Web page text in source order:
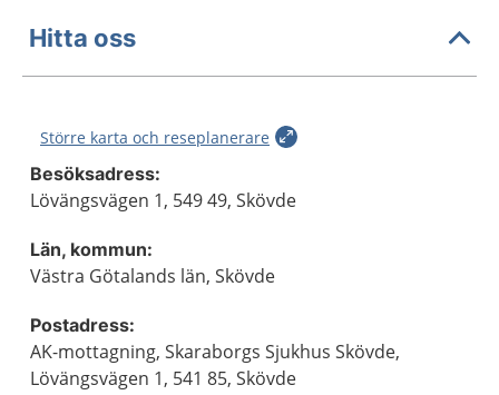
Hitta oss
Större karta och reseplanerare
Besöksadress:
Lövängsvägen 1, 549 49, Skövde
Län, kommun:
Västra Götalands län, Skövde
Postadress:
AK-mottagning, Skaraborgs Sjukhus Skövde,
Lövängsvägen 1, 541 85, Skövde